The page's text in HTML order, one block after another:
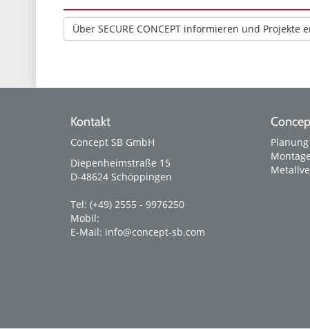
Über SECURE CONCEPT informieren und Projekte
Kontakt
Concept SB GmbH
Diepenheimstraße 15
D-48624 Schöppingen
Tel: (+49) 2555 - 9976250
Mobil:
E-Mail: info@concept-sb.com